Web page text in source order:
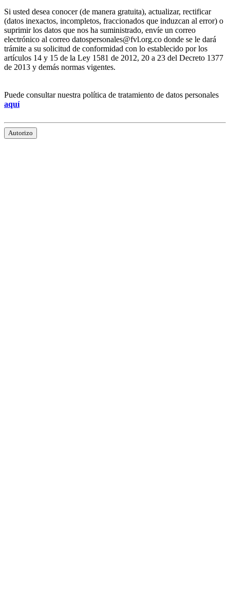
Si usted desea conocer (de manera gratuita), actualizar, rectificar
(datos inexactos, incompletos, fraccionados que induzcan al error) o
suprimir los datos que nos ha suministrado, envíe un correo
electrónico al correo datospersonales@fvl.org.co donde se le dará
trámite a su solicitud de conformidad con lo establecido por los
artículos 14 y 15 de la Ley 1581 de 2012, 20 a 23 del Decreto 1377
de 2013 y demás normas vigentes.
Puede consultar nuestra política de tratamiento de datos personales
aquí
Autorizo